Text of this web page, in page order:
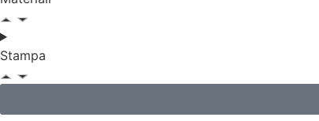
Stampa